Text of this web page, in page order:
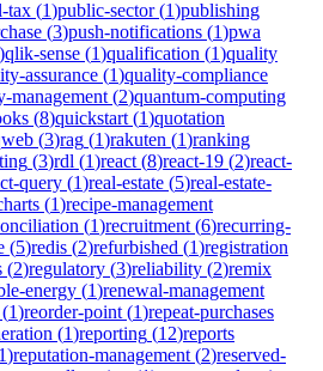
tax (1)public-sector(1)publishing
(3)push-notifications (1)pwa
)qlik-sense (1)qualification (1)quality
assurance (1)quality-compliance
management (2)quantum-computing
(8)quickstart (1)quotation
(3)rag (1)rakuten (1)ranking
(3)rdl (1)react (8)react-19 (2)react-
query (1)real-estate (5)real-estate-
(1)recipe-management
(1)recruitment (6)recurring-
(5)redis (2)refurbished (1)registration
(2)regulatory (3)reliability (2)remix
energy (1)renewal-management
(1)reorder-point (1)repeat-purchases
(1)reporting (12)reports
1)reputation-management (2)reserved-